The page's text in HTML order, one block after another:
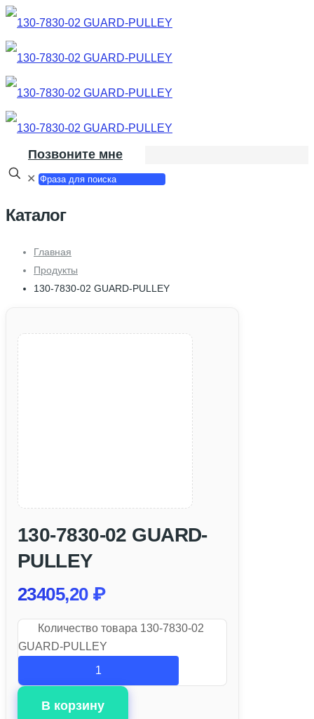
Позвоните мне
✕
Каталог
Главная
Продукты
130-7830-02 GUARD-PULLEY
130-7830-02 GUARD-
PULLEY
23405,20 ₽
Количество товара 130-7830-02
GUARD-PULLEY
В корзину